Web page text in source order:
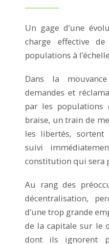
Un gage d’une
charge effective
populations à
Dans la
demandes et
par les populations
braise, un train de
les libertés,
suivi
constitution qui sera
Au rang des
décentralisation,
d’une trop grande
de la capitale sur le
dont ils ignorent